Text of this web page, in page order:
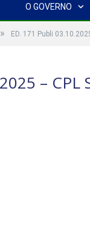
O GOVERNO
» ED. 171 Publi
– CPL